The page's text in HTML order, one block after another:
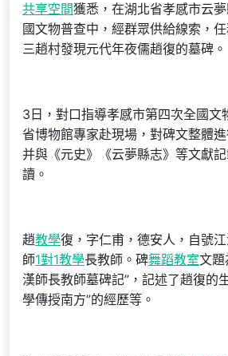
共享空間獲悉，在湖北省孝感市云
國文物普查中，經群眾供給線索，
三趙村發現元代年夜儒趙復的墓碑。
3日，對口指導孝感市第四次全國文
省博物館專家赴現場，對碑文整體
并與《元史》《云夢縣志》等文獻
讀。
趙教學復，字仁甫，德安人，自號
師1對1教學長教師。碑舞蹈教室文題
漢師長教師墓碑記”，記述了趙復的
學傳授南方”的經歷等。